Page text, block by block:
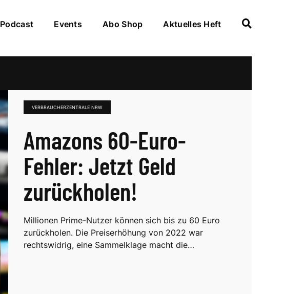
Podcast Events Abo Shop Aktuelles Heft
VERBRAUCHERZENTRALE NRW
Amazons 60-Euro-
Fehler: Jetzt Geld
zurückholen!
Millionen Prime-Nutzer können sich bis zu 60 Euro
zurückholen. Die Preiserhöhung von 2022 war
rechtswidrig, eine Sammelklage macht die…